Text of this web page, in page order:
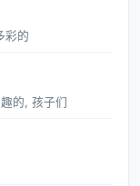
彩的
的, 孩子们